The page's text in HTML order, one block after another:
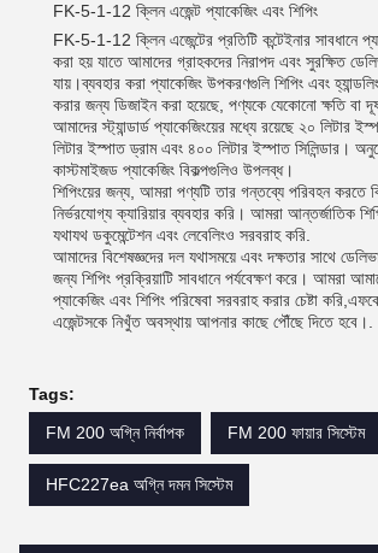
FK-5-1-12 ক্লিন এজেন্ট প্যাকেজিং এবং শিপিং
FK-5-1-12 ক্লিন এজেন্টের প্রতিটি কন্টেইনার সাবধানে
করা হয় যাতে আমাদের গ্রাহকদের নিরাপদ এবং সুরক্ষিত
যায়।ব্যবহার করা প্যাকেজিং উপকরণগুলি শিপিং এবং
করার জন্য ডিজাইন করা হয়েছে, পণ্যকে যেকোনো ক্ষতি বা
আমাদের স্ট্যান্ডার্ড প্যাকেজিংয়ের মধ্যে রয়েছে ২০ লিটার
লিটার ইস্পাত ড্রাম এবং ৪০০ লিটার ইস্পাত সিলিন্ডার।
কাস্টমাইজড প্যাকেজিং বিকল্পগুলিও উপলব্ধ।
শিপিংয়ের জন্য, আমরা পণ্যটি তার গন্তব্যে পরিবহন করতে
নির্ভরযোগ্য ক্যারিয়ার ব্যবহার করি। আমরা আন্তর্জাতিক
যথাযথ ডকুমেন্টেশন এবং লেবেলিংও সরবরাহ করি.
আমাদের বিশেষজ্ঞদের দল যথাসময়ে এবং দক্ষতার সাথে
জন্য শিপিং প্রক্রিয়াটি সাবধানে পর্যবেক্ষণ করে। আমরা
প্যাকেজিং এবং শিপিং পরিষেবা সরবরাহ করার চেষ্টা
এজেন্টসকে নিখুঁত অবস্থায় আপনার কাছে পৌঁছে দিতে হবে।.
Tags:
FM 200 অগ্নি নির্বাপক
FM 200 ফায়ার সিস্টেম
HFC227ea অগ্নি দমন সিস্টেম